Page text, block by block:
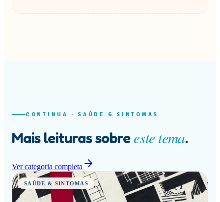
CONTINUA · SAÚDE & SINTOMAS
Mais leituras sobreeste tema.
Ver categoria completa
SAÚDE & SINTOMAS